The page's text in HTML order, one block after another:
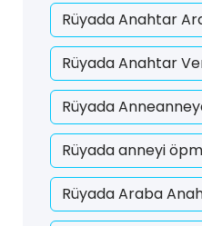
Rüyada Anahtar
Rüyada Anahtar
Rüyada
Rüyada anneyi
Rüyada Araba